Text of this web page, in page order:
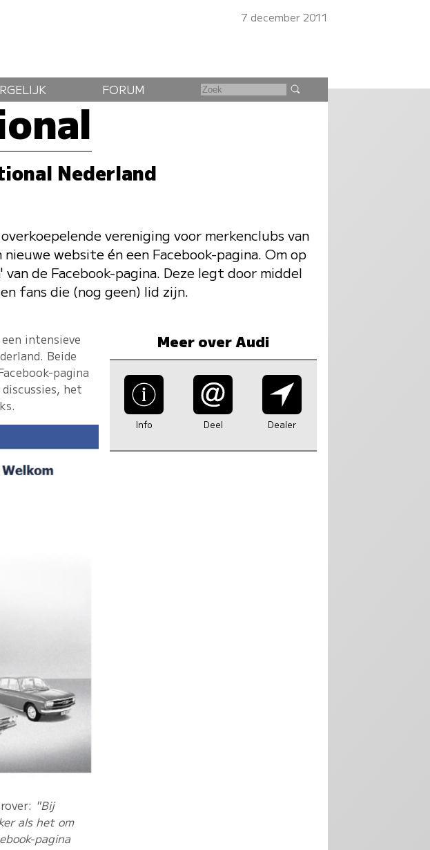
7 december 2011
FORUM
Nederland
vereniging voor merkenclubs van
website én een Facebook-pagina. Om op
de Facebook-pagina. Deze legt door middel
fans die (nog geen) lid zijn.
intensieve
Beide
pagina
het
"Bij
als het om
pagina
Meer over Audi
Info Deel Dealer